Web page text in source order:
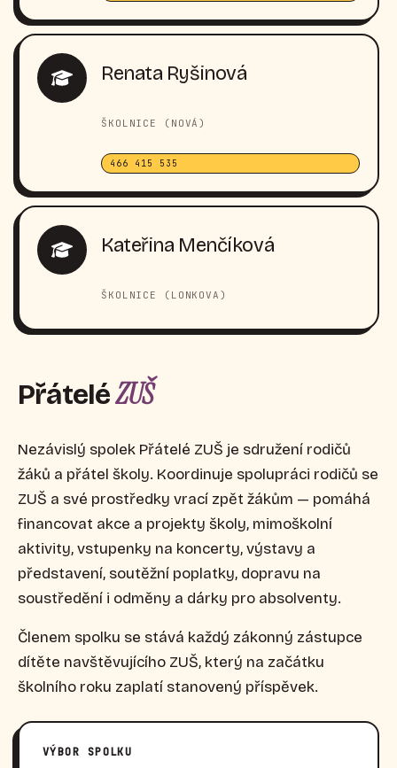
Renata Ryšinová
ŠKOLNICE (NOVÁ)
466 415 535
Kateřina Menčíková
ŠKOLNICE (LONKOVA)
PřáteléZUŠ
Nezávislý spolek Přátelé ZUŠ je sdružení rodičů
žáků a přátel školy. Koordinuje spolupráci rodičů se
ZUŠ a své prostředky vrací zpět žákům — pomáhá
financovat akce a projekty školy, mimoškolní
aktivity, vstupenky na koncerty, výstavy a
představení, soutěžní poplatky, dopravu na
soustředění i odměny a dárky pro absolventy.
Členem spolku se stává každý zákonný zástupce
dítěte navštěvujícího ZUŠ, který na začátku
školního roku zaplatí stanovený příspěvek.
VÝBOR SPOLKU